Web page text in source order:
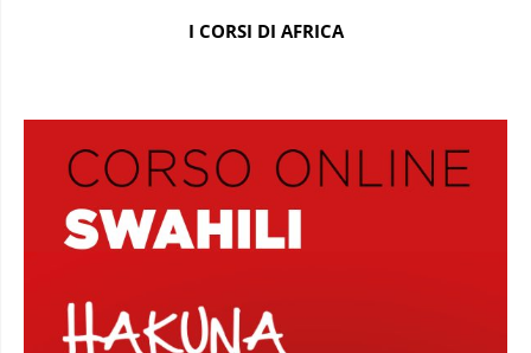
I CORSI DI AFRICA